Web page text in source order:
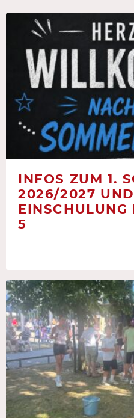
INFOS ZUM 1.
2026/2027
EINSCHULUNG
5